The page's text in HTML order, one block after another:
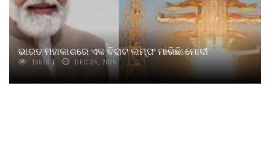
ଭାରତ ମହାକାଶରେ ଏକ ବିରାଟ ଲମ୍ଫ ମାରିଛି: ମୋଦୀ
15536 DEC 24, 2025